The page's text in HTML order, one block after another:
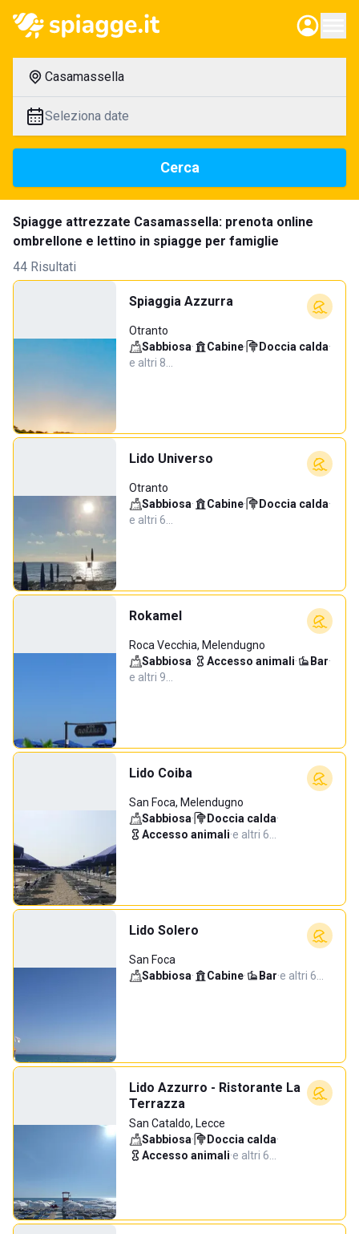
Casamassella
Seleziona date
Cerca
Spiagge attrezzate Casamassella: prenota online
ombrellone e lettino in spiagge per famiglie
44 Risultati
Spiaggia Azzurra
Otranto
Sabbiosa· Cabine· Doccia calda·
e altri 8…
Lido Universo
Otranto
Sabbiosa· Cabine· Doccia calda·
e altri 6…
Rokamel
Roca Vecchia, Melendugno
Sabbiosa· Accesso animali· Bar·
e altri 9…
Lido Coiba
San Foca, Melendugno
Sabbiosa· Doccia calda·
Accesso animali·e altri 6…
Lido Solero
San Foca
Sabbiosa· Cabine· Bar·e altri 6…
Lido Azzurro - Ristorante La
Terrazza
San Cataldo, Lecce
Sabbiosa· Doccia calda·
Accesso animali·e altri 6…